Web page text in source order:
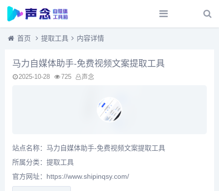
首页 提取工具 内容详情
马力自媒体助手-免费视频文案提取工具
2025-10-28 725 声念
站点名称：马力自媒体助手-免费视频文案提取工具
所属分类： 提取工具
官方网址：https://www.shipinqsy.com/